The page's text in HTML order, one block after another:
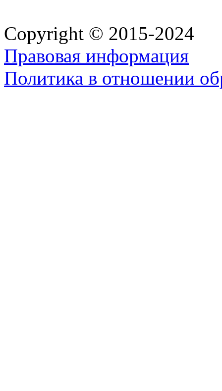
Copyright © 2015-2024
Правовая информация
Политика в отношении